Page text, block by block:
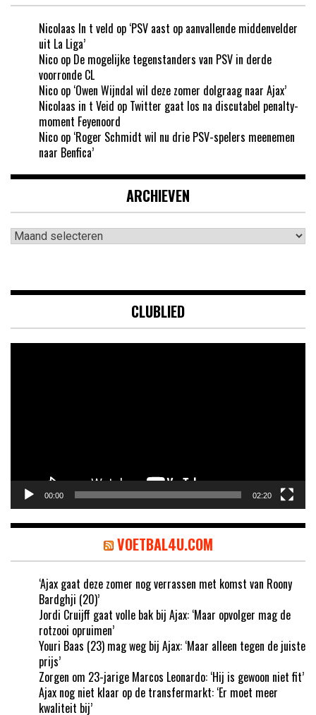
Nicolaas In t veld op ‘PSV aast op aanvallende middenvelder
uit La Liga’
Nico op De mogelijke tegenstanders van PSV in derde
voorronde CL
Nico op ‘Owen Wijndal wil deze zomer dolgraag naar Ajax’
Nicolaas in t Veid op Twitter gaat los na discutabel penalty-
moment Feyenoord
Nico op ‘Roger Schmidt wil nu drie PSV-spelers meenemen
naar Benfica’
ARCHIEVEN
Archieven
CLUBLIED
00:00 02:20
VOETBAL4U.COM
‘Ajax gaat deze zomer nog verrassen met komst van Roony
Bardghji (20)’
Jordi Cruijff gaat volle bak bij Ajax: ‘Maar opvolger mag de
rotzooi opruimen’
Youri Baas (23) mag weg bij Ajax: ‘Maar alleen tegen de juiste
prijs’
Zorgen om 23-jarige Marcos Leonardo: ‘Hij is gewoon niet fit’
Ajax nog niet klaar op de transfermarkt: ‘Er moet meer
kwaliteit bij’